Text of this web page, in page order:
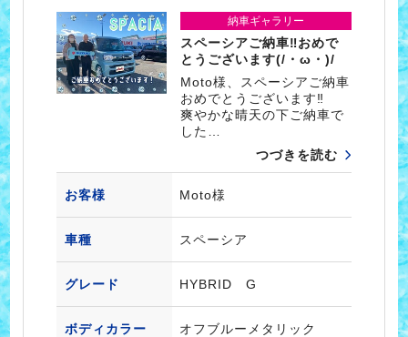
納車ギャラリー
スペーシアご納車‼おめで
とうございます(/・ω・)/
Moto様、スペーシアご納車
おめでとうございます‼
爽やかな晴天の下ご納車で
した…
つづきを読む
お客様 Moto様
車種 スペーシア
グレード HYBRID G
ボディカラー オフブルーメタリック